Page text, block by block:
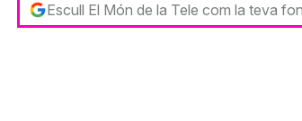
Escull El Món de la Tele com la teva